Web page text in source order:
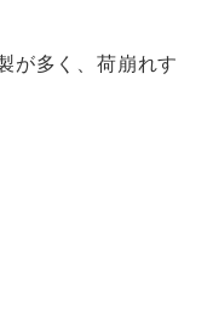
が多く、荷崩れす